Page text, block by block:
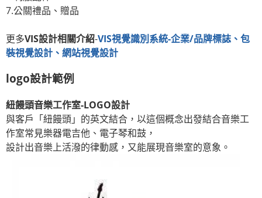
7.公關禮品、贈品
更多VIS設計相關介紹-VIS視覺識別系統-企業/品牌標誌、包
裝視覺設計、網站視覺設計
logo設計範例
紐饅頭音樂工作室-LOGO設計
與客戶「紐饅頭」的英文結合，以這個概念出發結合音樂工
作室常見樂器電吉他、電子琴和鼓，
設計出音樂上活潑的律動感，又能展現音樂室的意象。